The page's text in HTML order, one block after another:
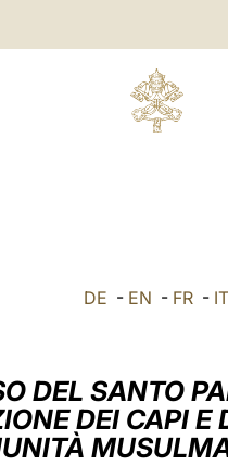
DE - EN - FR - IT
DEL SANTO
DEI CAPI E